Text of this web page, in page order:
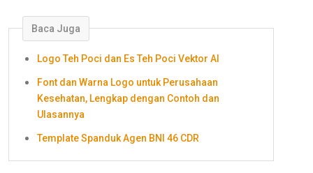
Baca Juga
Logo Teh Poci dan Es Teh Poci Vektor AI
Font dan Warna Logo untuk Perusahaan
Kesehatan, Lengkap dengan Contoh dan
Ulasannya
Template Spanduk Agen BNI 46 CDR